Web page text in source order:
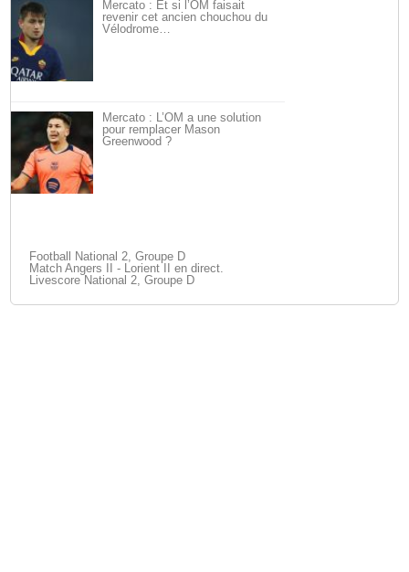
Mercato : Et si l’OM faisait
revenir cet ancien chouchou du
Vélodrome…
Mercato : L’OM a une solution
pour remplacer Mason
Greenwood ?
Football National 2, Groupe D
Match Angers II - Lorient II en direct.
Livescore National 2, Groupe D